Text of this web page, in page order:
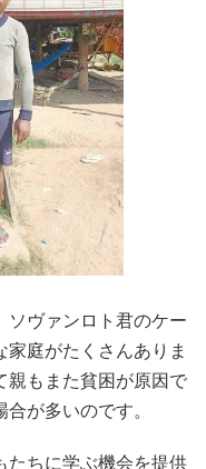
ソヴァンロト君のケー
庭がたくさんありま
親もまた貧困が原因で
が多いのです。
たちに学ぶ機会を提供